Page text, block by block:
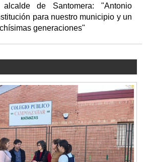
alcalde de Santomera: "Antonio
para nuestro municipio y un
generaciones"